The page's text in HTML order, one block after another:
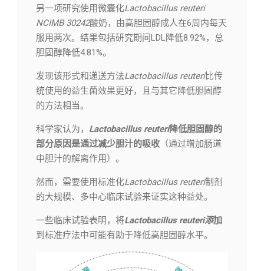
另一项研究使用微囊化Lactobacillus reuteri
NCIMB 30242酸奶，由高胆固醇成人在6周内每天
服用两次。结果包括研究期间LDL降低8.92%，总
胆固醇降低4.81%。
发现该形式和递送方法Lactobacillus reuteri比传
统使用的益生菌效果更好，且与其它降低胆固醇
的方法相当。
科学家认为， Lactobacillus reuteri降低胆固醇的
部分原因是通过减少胆汁的吸收 （通过增加肠道
中胆汁的解离作用）。
然而，需要使用标准化Lactobacillus reuteri制剂
的大规模、多中心临床试验来证实这种益处。
一些临床试验表明，将Lactobacillus reuteri添加
到标准疗法中可能有助于降低高胆固醇水平。